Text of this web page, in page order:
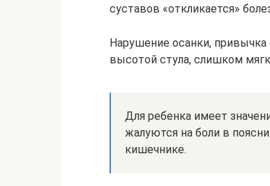
суставов «откликается»
Нарушение осанки,
высотой стула, слишком
Для ребенка имеет
жалуются на боли в
кишечнике.